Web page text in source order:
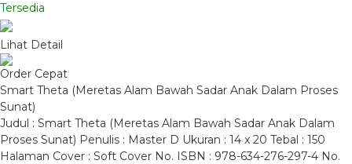
Tersedia
Lihat Detail
Order Cepat
Smart Theta (Meretas Alam Bawah Sadar Anak Dalam Proses
Sunat)
Judul : Smart Theta (Meretas Alam Bawah Sadar Anak Dalam
Proses Sunat) Penulis : Master D Ukuran : 14 x 20 Tebal : 150
Halaman Cover : Soft Cover No. ISBN : 978-634-276-297-4 No.